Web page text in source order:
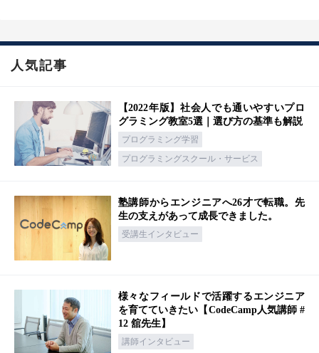
人気記事
【2022年版】社会人でも通いやすいプロ
グラミング教室5選｜選び方の基準も解説
プログラミング学習
プログラミングスクール・サービス
塾講師からエンジニアへ26才で転職。先
生の支えがあって成長できました。
受講生インタビュー
様々なフィールドで活躍するエンジニア
を育てていきたい【CodeCamp人気講師 #
12 舘先生】
講師インタビュー